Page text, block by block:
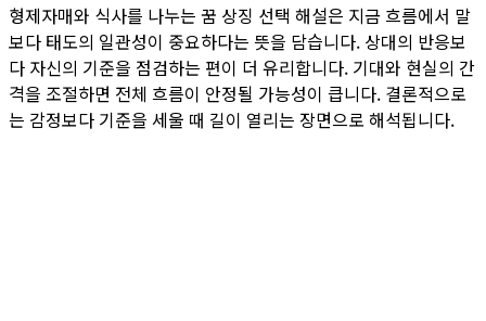
형제자매와 식사를 나누는 꿈 상징 선택 해설은 지금 흐름에서 말
보다 태도의 일관성이 중요하다는 뜻을 담습니다. 상대의 반응보
다 자신의 기준을 점검하는 편이 더 유리합니다. 기대와 현실의 간
격을 조절하면 전체 흐름이 안정될 가능성이 큽니다. 결론적으로
는 감정보다 기준을 세울 때 길이 열리는 장면으로 해석됩니다.